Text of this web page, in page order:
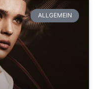
ALLGEMEIN